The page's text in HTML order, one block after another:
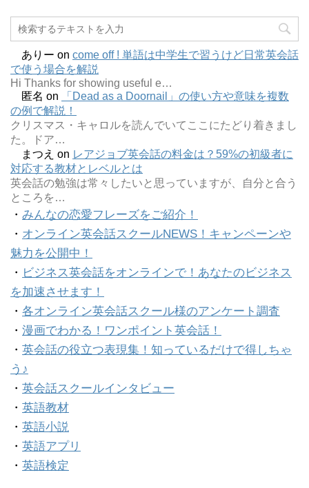
ありー on come off ! 単語は中学生で習うけど日常英会話
で使う場合を解説
Hi Thanks for showing useful e…
匿名 on
「Dead as a Doornail」の使い方や意味を複数
の例で解説！
クリスマス・キャロルを読んでいてここにたどり着きまし
た。ドア…
まつえ on レアジョブ英会話の料金は？59%の初級者に
対応する教材とレベルとは
英会話の勉強は常々したいと思っていますが、自分と合う
ところを…
・ みんなの恋愛フレーズをご紹介！
・ オンライン英会話スクールNEWS！キャンペーンや
魅力を公開中！
・ ビジネス英会話をオンラインで！あなたのビジネス
を加速させます！
・ 各オンライン英会話スクール様のアンケート調査
・ 漫画でわかる！ワンポイント英会話！
・ 英会話の役立つ表現集！知っているだけで得しちゃ
う♪
・ 英会話スクールインタビュー
・ 英語教材
・ 英語小説
・ 英語アプリ
・ 英語検定